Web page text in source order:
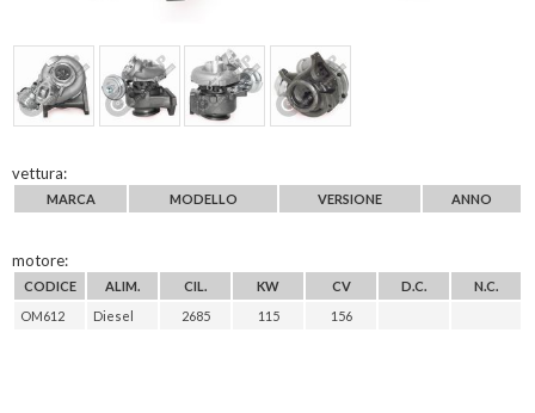
vettura:
MARCA MODELLO VERSIONE ANNO
motore:
CODICE ALIM. CIL. KW CV D.C.
N.C.
OM612
Diesel 2685 115 156